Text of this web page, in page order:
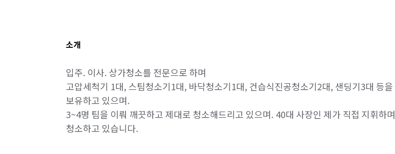
소개
입주. 이사. 상가청소를 전문으로 하며
고압세척기 1대, 스팀청소기1대, 바닥청소기1대, 건습식진공청소기2대, 샌딩기3대 등을
보유하고 있으며.
3~4명 팀을 이뤄 깨끗하고 제대로 청소해드리고 있으며. 40대 사장인 제가 직접 지휘하며